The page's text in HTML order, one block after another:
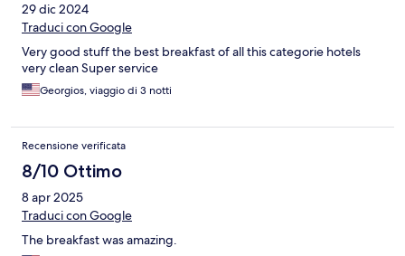
29 dic 2024
Traduci con Google
Very good stuff the best breakfast of all this categorie hotels
very clean Super service
Georgios, viaggio di 3 notti
Recensione verificata
8/10 Ottimo
8 apr 2025
Traduci con Google
The breakfast was amazing.